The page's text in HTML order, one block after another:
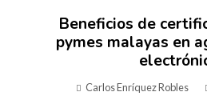
Beneficios de
pymes malayas en
Carlos Enríquez Robles